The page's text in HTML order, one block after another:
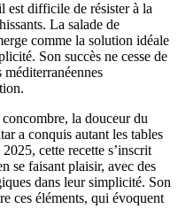
est difficile de résister à la
La salade de
comme la solution idéale
Son succès ne cesse de
méditerranéennes
la douceur du
a conquis autant les tables
cette recette s’inscrit
se faisant plaisir, avec des
dans leur simplicité. Son
ces éléments, qui évoquent